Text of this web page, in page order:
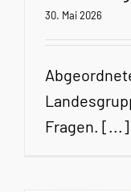
30. Mai 2026
Fragen. [...]